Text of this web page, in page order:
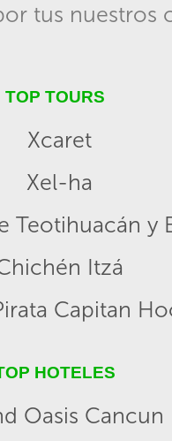
tus nuestros
TOP TOURS
Xcaret
Xel-ha
Teotihuacán y
Itzá
Capitan
HOTELES
Oasis Cancun